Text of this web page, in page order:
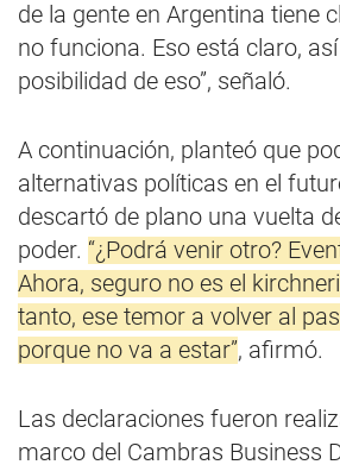
de la gente en Argentina tiene
no funciona. Eso está claro,
posibilidad de eso”, señaló.
A continuación, planteó que
alternativas políticas en el
descartó de plano una vuelta
poder. “¿Podrá venir otro?
Ahora, seguro no es el
tanto, ese temor a volver al
porque no va a estar”, afirmó.
Las declaraciones fueron
marco del Cambras Business